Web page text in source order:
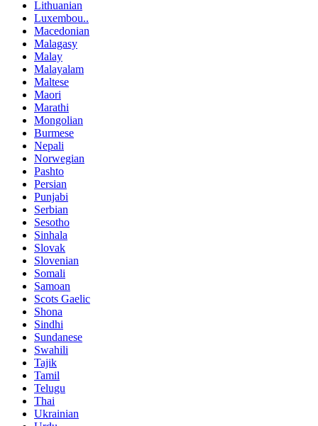
Lithuanian
Luxembou..
Macedonian
Malagasy
Malay
Malayalam
Maltese
Maori
Marathi
Mongolian
Burmese
Nepali
Norwegian
Pashto
Persian
Punjabi
Serbian
Sesotho
Sinhala
Slovak
Slovenian
Somali
Samoan
Scots Gaelic
Shona
Sindhi
Sundanese
Swahili
Tajik
Tamil
Telugu
Thai
Ukrainian